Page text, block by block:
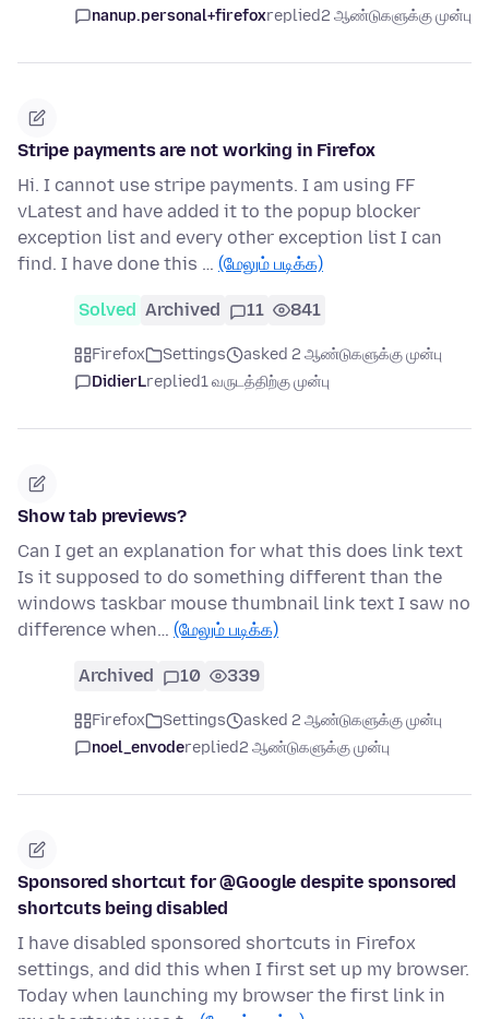
nanup.personal+firefoxreplied2 ஆண்டுகளுக்கு முன்பு
Stripe payments are not working in Firefox
Hi. I cannot use stripe payments. I am using FF
vLatest and have added it to the popup blocker
exception list and every other exception list I can
find. I have done this … (மேலும் படிக்க)
Solved Archived 11 841
Firefox Settings
asked 2 ஆண்டுகளுக்கு முன்பு
DidierLreplied1 வருடத்திற்கு முன்பு
Show tab previews?
Can I get an explanation for what this does link text
Is it supposed to do something different than the
windows taskbar mouse thumbnail link text I saw no
difference when… (மேலும் படிக்க)
Archived 10 339
Firefox Settings
asked 2 ஆண்டுகளுக்கு முன்பு
noel_envodereplied2 ஆண்டுகளுக்கு முன்பு
Sponsored shortcut for @Google despite sponsored
shortcuts being disabled
I have disabled sponsored shortcuts in Firefox
settings, and did this when I first set up my browser.
Today when launching my browser the first link in